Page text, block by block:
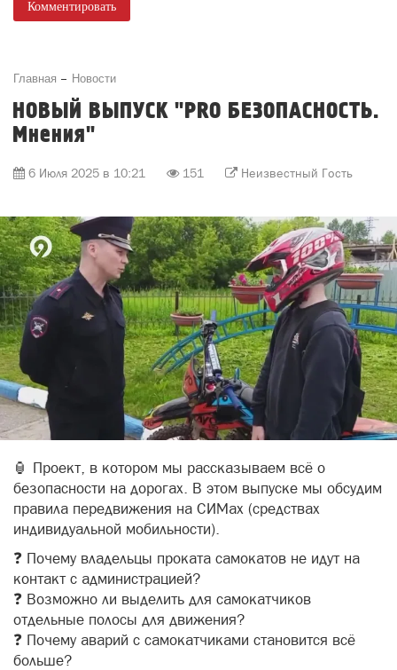
Комментировать
Главная Новости
НОВЫЙ ВЫПУСК "PRO БЕЗОПАСНОСТЬ.
Мнения"
6 Июля 2025 в 10:21 151 Неизвестный Гость
🏮 Проект, в котором мы рассказываем всё о
безопасности на дорогах. В этом выпуске мы обсудим
правила передвижения на СИМах (средствах
индивидуальной мобильности).
❓ Почему владельцы проката самокатов не идут на
контакт с администрацией?
❓ Возможно ли выделить для самокатчиков
отдельные полосы для движения?
❓ Почему аварий с самокатчиками становится всё
больше?